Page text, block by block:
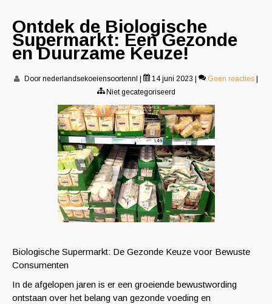
Ontdek de Biologische
Supermarkt: Een Gezonde
en Duurzame Keuze!
Door nederlandsekoeiensoortennl 14 juni 2023 Geen reacties
Niet gecategoriseerd
Biologische Supermarkt: De Gezonde Keuze voor Bewuste
Consumenten
In de afgelopen jaren is er een groeiende bewustwording
ontstaan over het belang van gezonde voeding en